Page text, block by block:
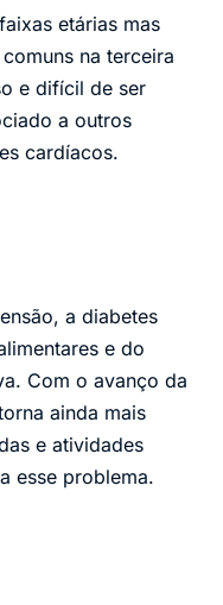
etárias mas
na terceira
e difícil de ser
a outros
cardíacos.
a diabetes
e do
Com o avanço da
ainda mais
e atividades
esse problema.